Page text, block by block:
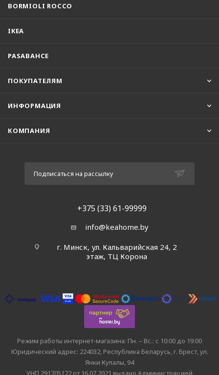
BORMIOLI ROCCO
IKEA
PASABAHCE
ПОКУПАТЕЛЯМ
ИНФОРМАЦИЯ
КОМПАНИЯ
Подписаться на рассылку
+375 (33) 61-99999
info@keahome.by
г. Минск, ул. Кальварийская 24, 2
этаж, ТЦ Корона
Режим работы интернет-магазина: Пн. – Вс.: с 10:00 до 19:00
Юридический адрес: 224032, Республика Беларусь, г. Брест, ул.
Янки Купалы, 94
УНП 291705172 от 16.07.2021 выдано Администрацией